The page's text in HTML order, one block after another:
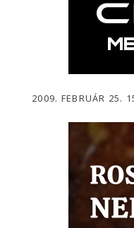
2009. FEBRUÁR 25.